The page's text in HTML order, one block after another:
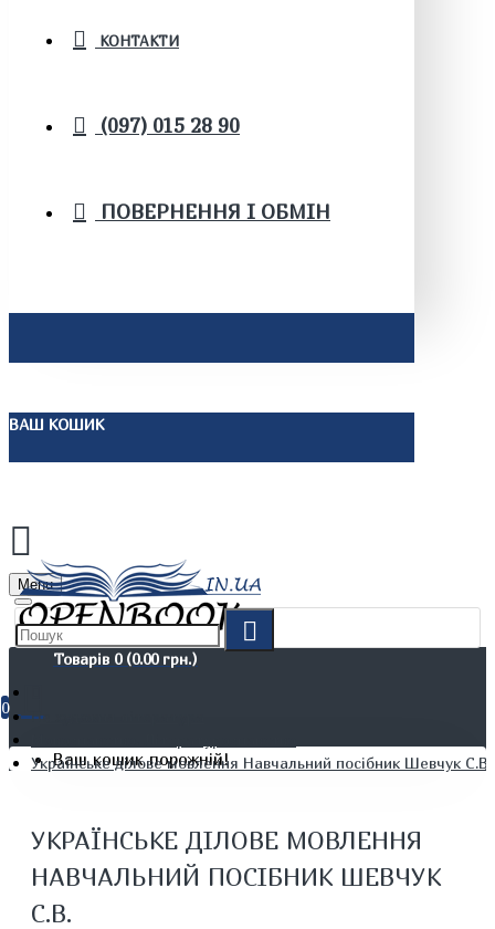
КОНТАКТИ
(097) 015 28 90
ПОВЕРНЕННЯ І ОБМІН
ВАШ КОШИК
Menu
Товарів 0 (0.00 грн.)
0
Ваш кошик порожній!
Не художня література
Українське ділове мовлення Навчальний посібник Шевчук С.В.
УКРАЇНСЬКЕ ДІЛОВЕ МОВЛЕННЯ
НАВЧАЛЬНИЙ ПОСІБНИК ШЕВЧУК
С.В.